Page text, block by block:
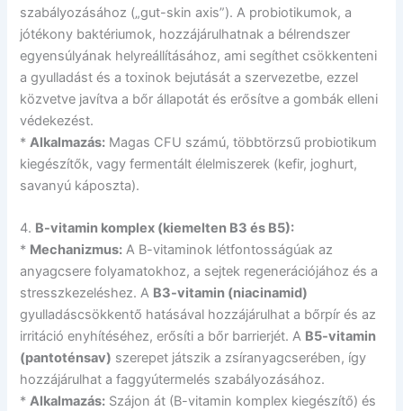
szabályozásához („gut-skin axis”). A probiotikumok, a
jótékony baktériumok, hozzájárulhatnak a bélrendszer
egyensúlyának helyreállításához, ami segíthet csökkenteni
a gyulladást és a toxinok bejutását a szervezetbe, ezzel
közvetve javítva a bőr állapotát és erősítve a gombák elleni
védekezést.
*Alkalmazás: Magas CFU számú, többtörzsű probiotikum
kiegészítők, vagy fermentált élelmiszerek (kefir, joghurt,
savanyú káposzta).
4. B-vitamin komplex (kiemelten B3 és B5):
* Mechanizmus: A B-vitaminok létfontosságúak az
anyagcsere folyamatokhoz, a sejtek regenerációjához és a
stresszkezeléshez. A B3-vitamin (niacinamid)
gyulladáscsökkentő hatásával hozzájárulhat a bőrpír és az
irritáció enyhítéséhez, erősíti a bőr barrierjét. A B5-vitamin
(pantoténsav) szerepet játszik a zsíranyagcserében, így
hozzájárulhat a faggyútermelés szabályozásához.
*Alkalmazás: Szájon át (B-vitamin komplex kiegészítő) és